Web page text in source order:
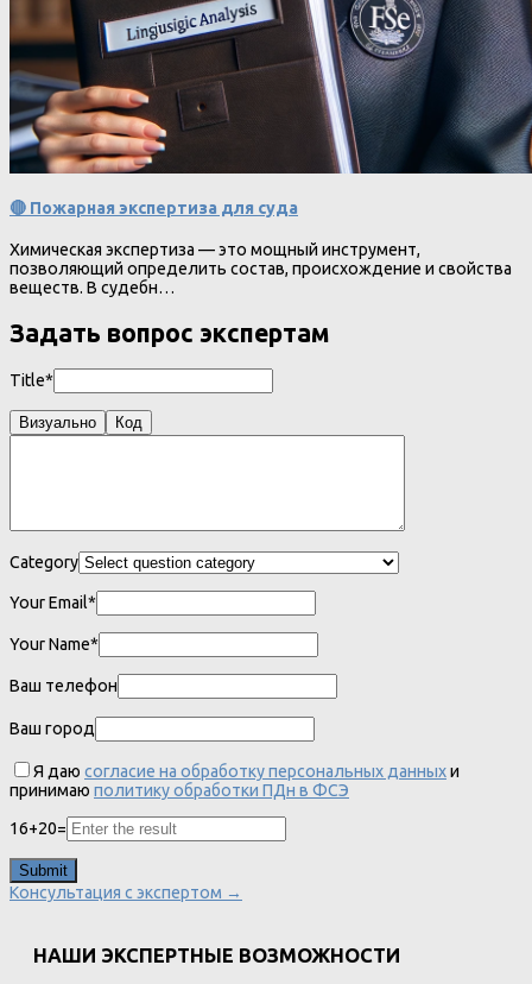
🔴 Пожарная экспертиза для суда
Химическая экспертиза — это мощный инструмент,
позволяющий определить состав, происхождение и свойства
веществ. В судебн…
Задать вопрос экспертам
Title*
Визуально Код
Category
Your Email*
Your Name*
Ваш телефон
Ваш город
Я даю согласие на обработку персональных данныхи
принимаю политику обработки ПДн в ФСЭ
16+20=
Консультация с экспертом →
НАШИ ЭКСПЕРТНЫЕ ВОЗМОЖНОСТИ